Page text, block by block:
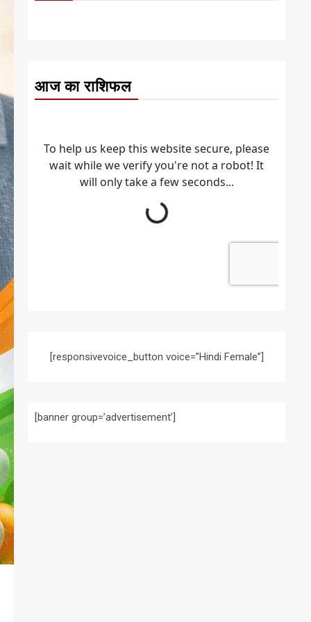
आज का राशिफल
[responsivevoice_button voice=”Hindi Female”]
[banner group=’advertisement’]